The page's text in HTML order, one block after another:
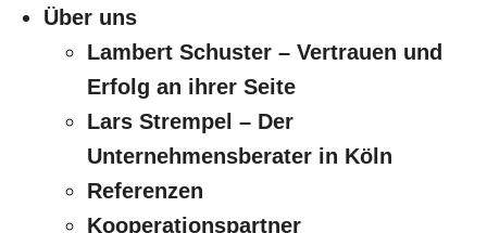
Über uns
Lambert Schuster – Vertrauen und
Erfolg an ihrer Seite
Lars Strempel – Der
Unternehmensberater in Köln
Referenzen
Kooperationspartner